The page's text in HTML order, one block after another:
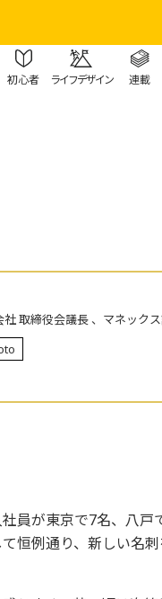
初心者 ライフデザイン 連載
取締役会議長 、マネック
員が東京で7名、八
恒例通り、新しい名